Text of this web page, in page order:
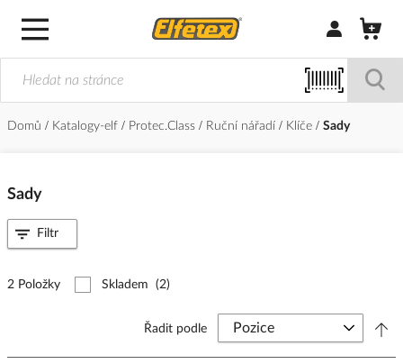
Přihlásit/
Domů Katalogy-elf Protec.Class Ruční nářadí Klíče Sady
Sady
2 Položky Skladem (2)
Řadit podle
Filtr